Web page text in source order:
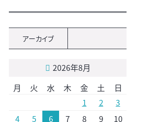
アーカイブ
2026年8月
月
火 水 木 金 土
日
1
2
3
4
5 6 7 8 9 10